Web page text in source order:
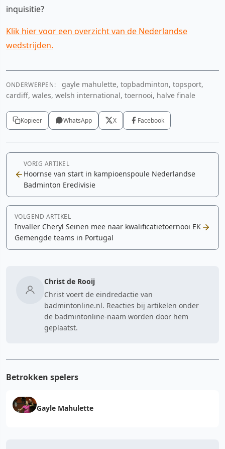
inquisitie?
Klik hier voor een overzicht van de Nederlandse
wedstrijden.
ONDERWERPEN:
gayle mahulette, topbadminton, topsport,
cardiff, wales, welsh international, toernooi, halve finale
Kopieer WhatsApp X Facebook
VORIG ARTIKEL
Hoornse van start in kampioenspoule Nederlandse
Badminton Eredivisie
VOLGEND ARTIKEL
Invaller Cheryl Seinen mee naar kwalificatietoernooi EK
Gemengde teams in Portugal
Christ de Rooij
Christ voert de eindredactie van
badmintonline.nl. Reacties bij artikelen onder
de badmintonline-naam worden door hem
geplaatst.
Betrokken spelers
Gayle Mahulette